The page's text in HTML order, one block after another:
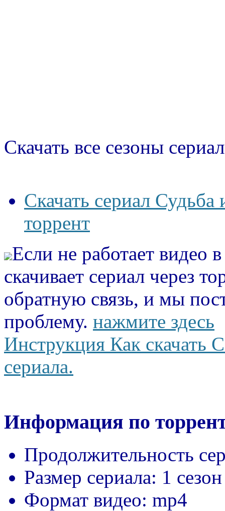
Скачать все сезоны
Скачать сериал Судьба
торрент
Если не работает видео
скачивает сериал через
обратную связь, и мы
проблему. нажмите здесь
Инструкция Как скачать
сериала.
Информация по
Продолжительность
Размер сериала: 1
Формат видео: mp4